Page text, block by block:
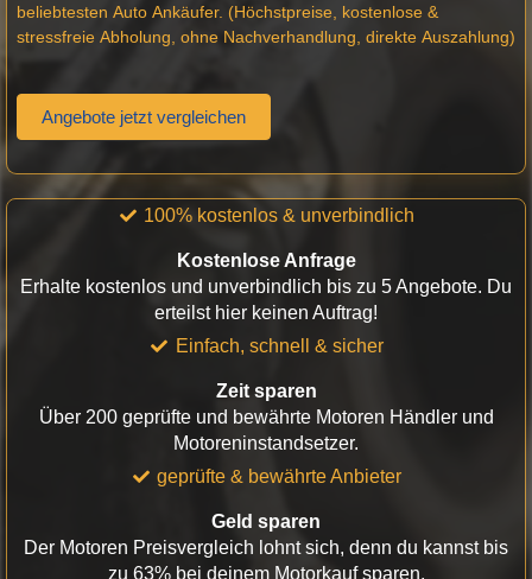
beliebtesten Auto Ankäufer. (Höchstpreise, kostenlose &
stressfreie Abholung, ohne Nachverhandlung, direkte Auszahlung)
Angebote jetzt vergleichen
100% kostenlos & unverbindlich
Kostenlose Anfrage
Erhalte kostenlos und unverbindlich bis zu 5 Angebote. Du
erteilst hier keinen Auftrag!
Einfach, schnell & sicher
Zeit sparen
Über 200 geprüfte und bewährte Motoren Händler und
Motoreninstandsetzer.
geprüfte & bewährte Anbieter
Geld sparen
Der Motoren Preisvergleich lohnt sich, denn du kannst bis
zu 63% bei deinem Motorkauf sparen.